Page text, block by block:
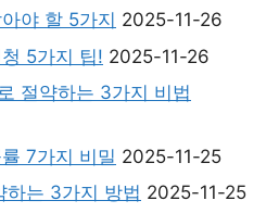
야 할 5가지 2025-11-26
5가지 팁! 2025-11-26
절약하는 3가지 비법
7가지 비밀 2025-11-25
하는 3가지 방법 2025-11-25